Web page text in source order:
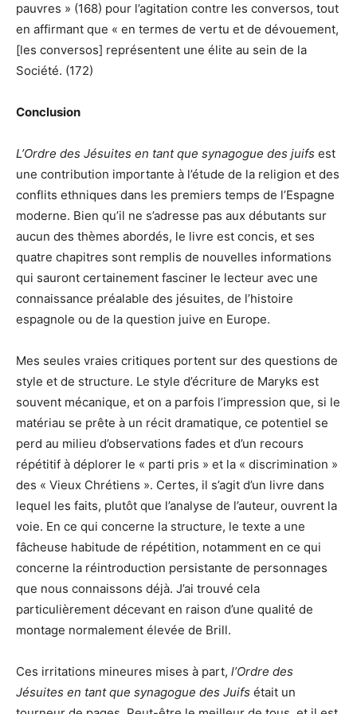
pauvres » (168) pour l’agitation contre les conversos, tout
en affirmant que « en termes de vertu et de dévouement,
[les conversos] représentent une élite au sein de la
Société. (172)
Conclusion
L’Ordre des Jésuites en tant que synagogue des juifs est
une contribution importante à l’étude de la religion et des
conflits ethniques dans les premiers temps de l’Espagne
moderne. Bien qu’il ne s’adresse pas aux débutants sur
aucun des thèmes abordés, le livre est concis, et ses
quatre chapitres sont remplis de nouvelles informations
qui sauront certainement fasciner le lecteur avec une
connaissance préalable des jésuites, de l’histoire
espagnole ou de la question juive en Europe.
Mes seules vraies critiques portent sur des questions de
style et de structure. Le style d’écriture de Maryks est
souvent mécanique, et on a parfois l’impression que, si le
matériau se prête à un récit dramatique, ce potentiel se
perd au milieu d’observations fades et d’un recours
répétitif à déplorer le « parti pris » et la « discrimination »
des « Vieux Chrétiens ». Certes, il s’agit d’un livre dans
lequel les faits, plutôt que l’analyse de l’auteur, ouvrent la
voie. En ce qui concerne la structure, le texte a une
fâcheuse habitude de répétition, notamment en ce qui
concerne la réintroduction persistante de personnages
que nous connaissons déjà. J’ai trouvé cela
particulièrement décevant en raison d’une qualité de
montage normalement élevée de Brill.
Ces irritations mineures mises à part, l’Ordre des
Jésuites en tant que synagogue des Juifs était un